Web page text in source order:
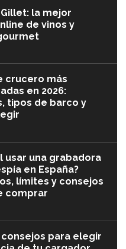
Gillet: la mejor
de vinos y
crucero más
en 2026:
tipos de barco y
usar una grabadora
en España?
límites y consejos
comprar
consejos para elegir